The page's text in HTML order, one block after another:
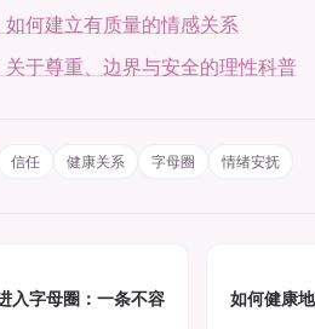
何建立有质量的情感关系
于尊重、边界与安全的理性科普
信任 健康关系 字母圈 情绪安抚
入字母圈：一条不容
如何健康